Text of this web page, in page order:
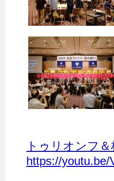
トゥリオンフ
https://youtu.be/